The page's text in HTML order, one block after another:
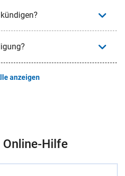
anzeigen
Online-Hilfe